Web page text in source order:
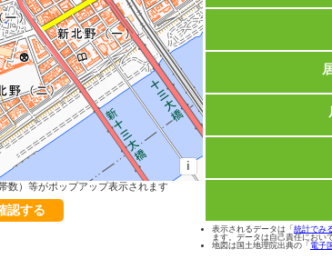
i
数）等がポップアップ表示されます
認する
表示されるデータは「 統計でみ
ます。データは自己責任におい
地図は国土地理院出典の「 電子